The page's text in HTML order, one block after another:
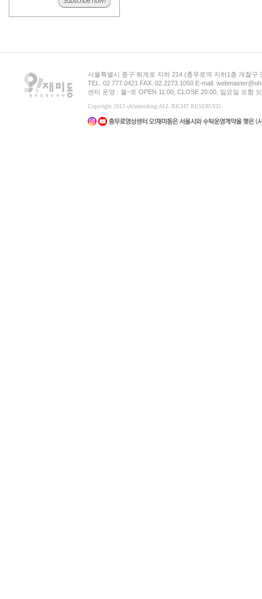
서울특별시 중구 퇴계로 지하 214 (충무로역 지하1층 개찰구
TEL. 02.777.0421 FAX. 02.2273.1050 E-mail.
센터 운영 : 월~토 OPEN 11:00, CLOSE 20:00, 일요일 포함
Copyright 2013 oh!zemidong ALL RIGHT RESERVED.